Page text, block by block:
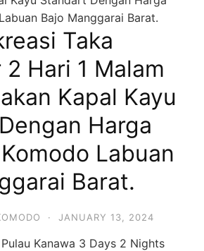
Bajo Manggarai Barat.
Taka
Hari 1 Malam
Kapal Kayu
Harga
Labuan
Barat.
· JANUARY 13, 2024
Kanawa 3 Days 2 Nights